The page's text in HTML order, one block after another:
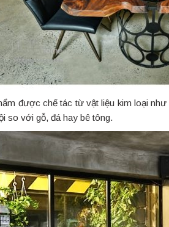
được chế tác từ vật liệu kim loại như
so với gỗ, đá hay bê tông.